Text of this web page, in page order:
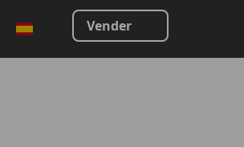
Vender